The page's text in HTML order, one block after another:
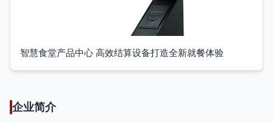
智慧食堂产品中心 高效结算设备打造全新就餐体验
企业简介